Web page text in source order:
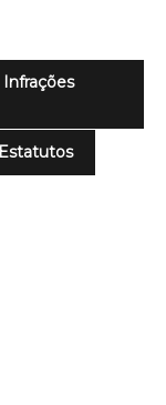
Estatutos